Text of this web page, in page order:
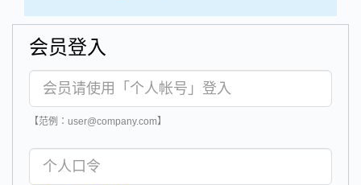
会员登入
【范例：user@company.com】